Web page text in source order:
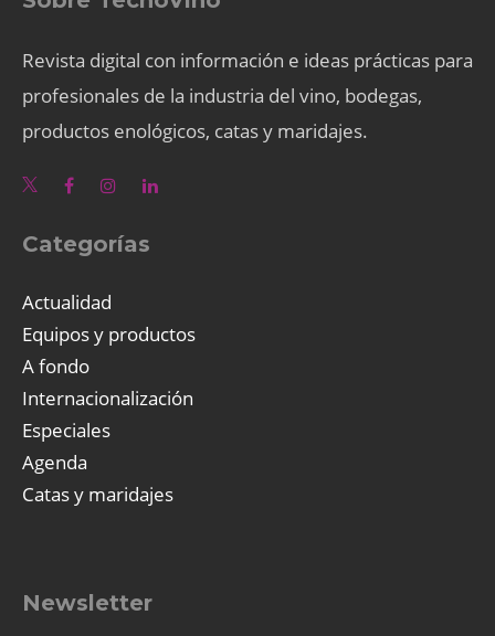
Revista digital con información e ideas prácticas para
profesionales de la industria del vino, bodegas,
productos enológicos, catas y maridajes.
Categorías
Actualidad
Equipos y productos
A fondo
Internacionalización
Especiales
Agenda
Catas y maridajes
Newsletter